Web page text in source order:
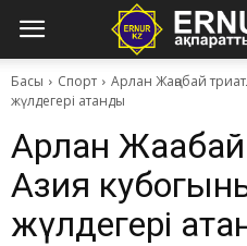
Басы Спорт
Арлан Жаңабай
жүлдегері атанды
Арлан
Азия
жүлдегері